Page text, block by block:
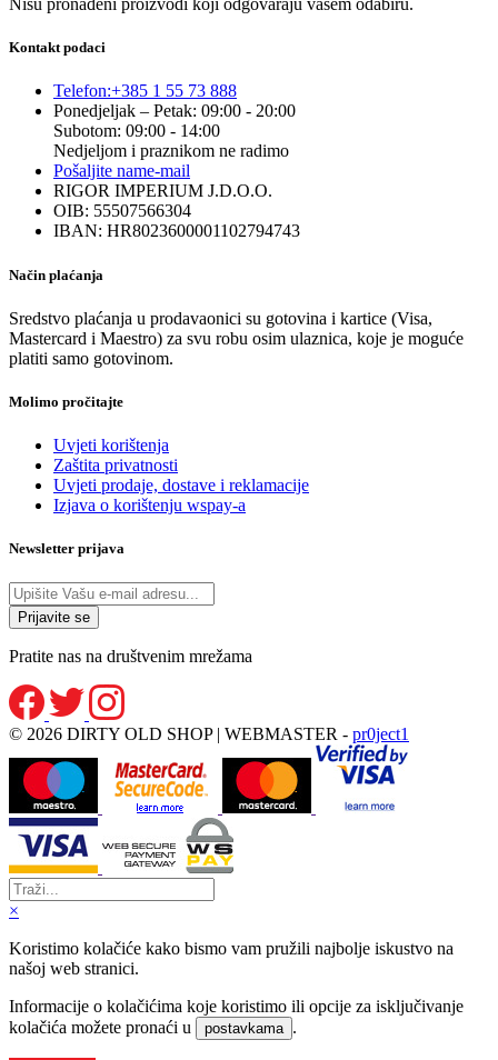
Nisu pronađeni proizvodi koji odgovaraju vašem odabiru.
Kontakt podaci
Telefon:+385 1 55 73 888
Ponedjeljak – Petak: 09:00 - 20:00
Subotom: 09:00 - 14:00
Nedjeljom i praznikom ne radimo
Pošaljite name-mail
RIGOR IMPERIUM J.D.O.O.
OIB: 55507566304
IBAN: HR8023600001102794743
Način plaćanja
Sredstvo plaćanja u prodavaonici su gotovina i kartice (Visa,
Mastercard i Maestro) za svu robu osim ulaznica, koje je moguće
platiti samo gotovinom.
Molimo pročitajte
Uvjeti korištenja
Zaštita privatnosti
Uvjeti prodaje, dostave i reklamacije
Izjava o korištenju wspay-a
Newsletter prijava
Pratite nas na društvenim mrežama
© 2026 DIRTY OLD SHOP | WEBMASTER - pr0ject1
×
Koristimo kolačiće kako bismo vam pružili najbolje iskustvo na
našoj web stranici.
Informacije o kolačićima koje koristimo ili opcije za isključivanje
kolačića možete pronaći u
postavkama .